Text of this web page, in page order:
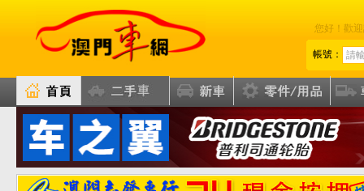
您好！歡
帳號：